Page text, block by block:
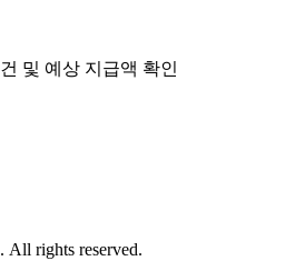
및 예상 지급액 확인
. All rights reserved.